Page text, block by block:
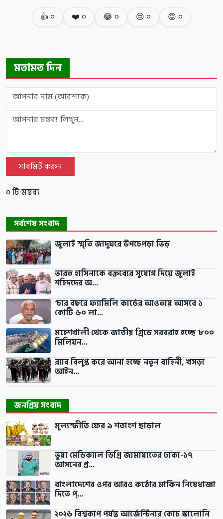
👍০ ❤️০ 😂০ 😢০ 😡০
মতামত দিন
সাবমিট করুন
০ টি মন্তব্য
সর্বশেষ সংবাদ
জুলাই স্মৃতি জাদুঘরে উপচেপড়া ভিড়
ভারত হাসিনাকে বক্তব্যের সুযোগ দিয়ে জুলাই
শহিদদের অ...
‘চার বছরে ফ্যামিলি কার্ডের আওতায় আসবে ১
কোটি ৬০ লা...
মহেশখালী থেকে জাতীয় গ্রিডে সরবরাহ হচ্ছে ৮০০
মিলিয়ন...
র‍্যাব বিলুপ্ত করে আনা হচ্ছে নতুন বাহিনী, খসড়া
আইন...
জনপ্রিয় সংবাদ
মূল্যস্ফীতি ফের ৯ শতাংশ ছাড়াল
ভুয়া মেডিক্যাল ডিগ্রি জামায়াতের ঢাকা-১৭
আসনের প্র...
বাংলাদেশের ওপর আরও কঠোর মার্কিন নিষেধাজ্ঞা
দিতে প্...
২০২৬ বিশ্বকাপ পর্যন্ত আর্জেন্টিনার কোচ স্কালোনি